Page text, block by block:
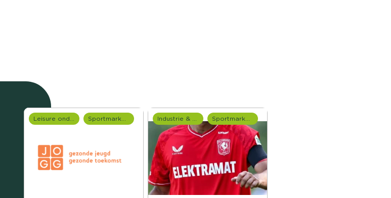
Leisure onderzoek Sportmarketing onderzoek Industrie & Productie Sportmarketing onderzoek